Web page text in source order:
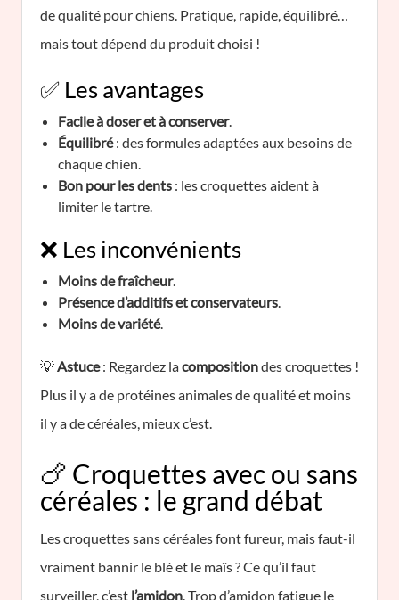
de qualité pour chiens. Pratique, rapide, équilibré…
mais tout dépend du produit choisi !
✅ Les avantages
Facile à doser et à conserver.
Équilibré: des formules adaptées aux besoins de
chaque chien.
Bon pour les dents : les croquettes aident à
limiter le tartre.
❌ Les inconvénients
Moins de fraîcheur.
Présence d’additifs et conservateurs.
Moins de variété.
💡Astuce: Regardez lacompositiondes croquettes !
Plus il y a de protéines animales de qualité et moins
il y a de céréales, mieux c’est.
🍗 Croquettes avec ou sans
céréales : le grand débat
Les croquettes sans céréales font fureur, mais faut-il
vraiment bannir le blé et le maïs ? Ce qu’il faut
surveiller, c’est l’amidon. Trop d’amidon fatigue le